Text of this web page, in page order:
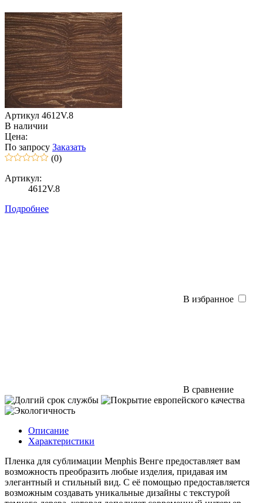
Артикул 4612V.8
В наличии
Цена:
По запросу Заказать
(0)
Артикул:
4612V.8
Подробнее
В избранное
В сравнение
Описание
Характеристики
Пленка для сублимации Menphis Венге предоставляет вам
возможность преобразить любые изделия, придавая им
элегантный и стильный вид. С её помощью предоставляется
возможным создавать уникальные дизайны с текстурой